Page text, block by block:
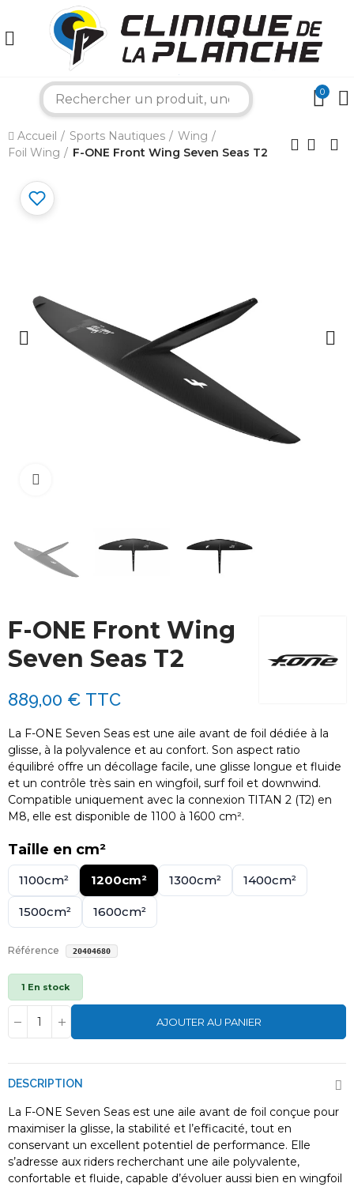
0
Accueil Sports Nautiques
Wing
Foil Wing
F-ONE Front Wing Seven Seas T2
F-ONE Front Wing
Seven Seas T2
889,00 € TTC
La F-ONE Seven Seas est une aile avant de foil dédiée à la
glisse, à la polyvalence et au confort. Son aspect ratio
équilibré offre un décollage facile, une glisse longue et fluide
et un contrôle très sain en wingfoil, surf foil et downwind.
Compatible uniquement avec la connexion TITAN 2 (T2) en
M8, elle est disponible de 1100 à 1600 cm².
Taille en cm²
1100cm² 1200cm² 1300cm² 1400cm²
1500cm² 1600cm²
Référence 20404680
1 En stock
AJOUTER AU PANIER
DESCRIPTION
La F-ONE Seven Seas est une aile avant de foil conçue pour
maximiser la glisse, la stabilité et l’efficacité, tout en
conservant un excellent potentiel de performance. Elle
s’adresse aux riders recherchant une aile polyvalente,
confortable et fluide, capable d’évoluer aussi bien en wingfoil